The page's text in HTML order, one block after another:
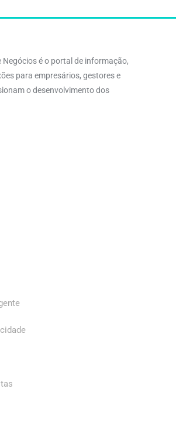
Negócios é o portal de informação,
para empresários, gestores e
o desenvolvimento dos